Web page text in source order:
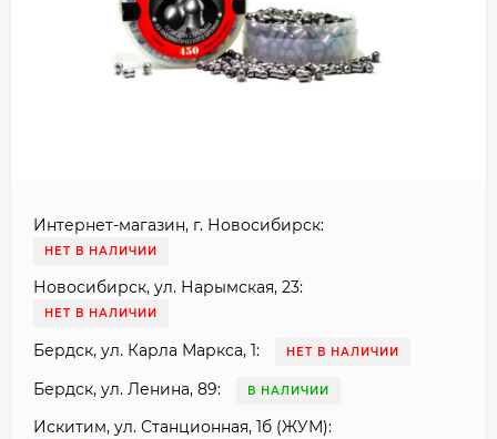
Интернет-магазин, г. Новосибирск:
НЕТ В НАЛИЧИИ
Новосибирск, ул. Нарымская, 23:
НЕТ В НАЛИЧИИ
Бердск, ул. Карла Маркса, 1: НЕТ В НАЛИЧИИ
Бердск, ул. Ленина, 89: В НАЛИЧИИ
Искитим, ул. Станционная, 1б (ЖУМ):